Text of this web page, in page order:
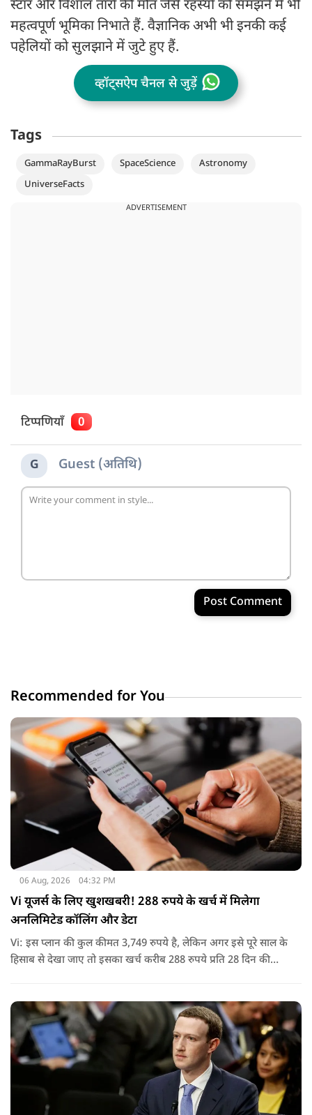
स्टार और विशाल तारों की मौत जैसे रहस्यों को समझने में भी
महत्वपूर्ण भूमिका निभाते हैं. वैज्ञानिक अभी भी इनकी कई
पहेलियों को सुलझाने में जुटे हुए हैं.
व्हॉट्सऐप चैनल से जुड़ें
Tags
GammaRayBurst SpaceScience
Astronomy
UniverseFacts
ADVERTISEMENT
टिप्पणियाँ 0
G Guest (अतिथि)
Post Comment
Recommended for You
06 Aug, 2026 04:32 PM
Vi यूजर्स के लिए खुशखबरी! 288 रुपये के खर्च में मिलेगा
अनलिमिटेड कॉलिंग और डेटा
Vi: इस प्लान की कुल कीमत 3,749 रुपये है, लेकिन अगर इसे पूरे साल के
हिसाब से देखा जाए तो इसका खर्च करीब 288 रुपये प्रति 28 दिन की